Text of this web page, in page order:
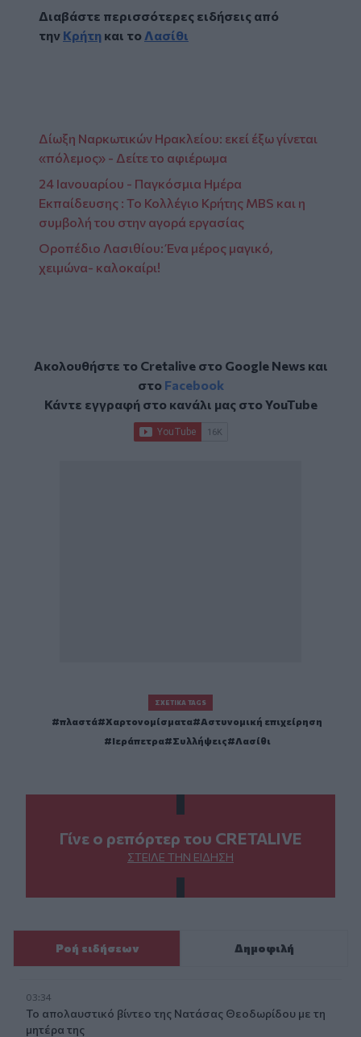
Διαβάστε περισσότερες ειδήσεις από
την Κρήτη και το Λασίθι
Δίωξη Ναρκωτικών Ηρακλείου: εκεί έξω γίνεται
«πόλεμος» - Δείτε το αφιέρωμα
24 Ιανουαρίου - Παγκόσμια Ημέρα
Εκπαίδευσης : Το Κολλέγιο Κρήτης MBS και η
συμβολή του στην αγορά εργασίας
Οροπέδιο Λασιθίου: Ένα μέρος μαγικό,
χειμώνα- καλοκαίρι!
Ακολουθήστε το Cretalive στο Google Newsκαι
στο Facebook
Κάντε εγγραφή στο κανάλι μας στοYouTube
ΣΧΕΤΙΚΆ TAGS
πλαστά Χαρτονομίσματα
Αστυνομική επιχείρηση
Ιεράπετρα
Συλλήψεις Λασίθι
Γίνε ο ρεπόρτερ του CRETALIVE
ΣΤΕΊΛΕ ΤΗΝ ΕΊΔΗΣΗ
Ροή ειδήσεων Δημοφιλή
03:34
Το απολαυστικό βίντεο της Νατάσας Θεοδωρίδου με τη
μητέρα της